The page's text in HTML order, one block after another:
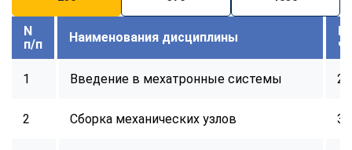
N
п/п
Наименования дисциплины
1 Введение в мехатронные системы 28
2 Сборка механических узлов 32
online